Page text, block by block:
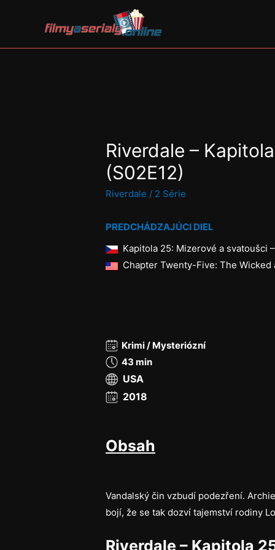
Riverdale –
(S02E12)
Riverdale / 2 Série
PREDCHÁDZAJÚCI DIEL
Kapitola 25: Mizerové a svatoušci
Chapter Twenty-Five: The Wicked
Krimi / Mysteriózní
43 min
USA
2018
Obsah
Vandalský čin vzbudí podezření.
bojí, že se tak dozví tajemství rodiny
Riverdale – Kapitola